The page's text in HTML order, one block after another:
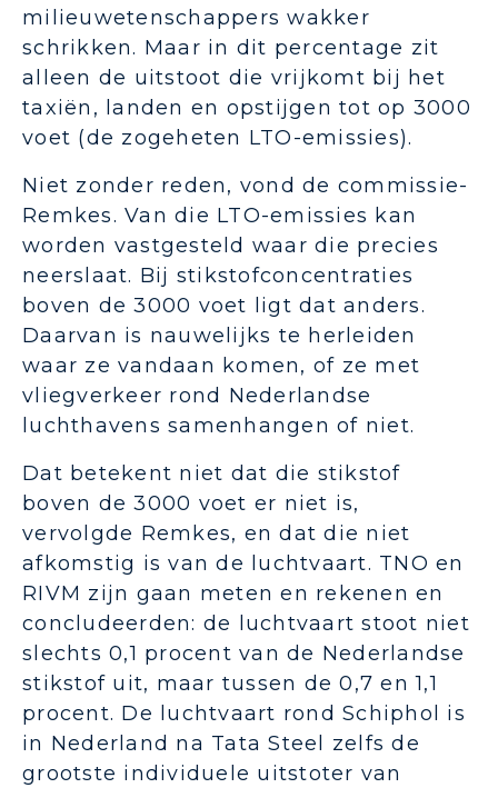
milieuwetenschappers wakker
schrikken. Maar in dit percentage zit
alleen de uitstoot die vrijkomt bij het
taxiën, landen en opstijgen tot op 3000
voet (de zogeheten LTO-emissies).
Niet zonder reden, vond de commissie-
Remkes. Van die LTO-emissies kan
worden vastgesteld waar die precies
neerslaat. Bij stikstofconcentraties
boven de 3000 voet ligt dat anders.
Daarvan is nauwelijks te herleiden
waar ze vandaan komen, of ze met
vliegverkeer rond Nederlandse
luchthavens samenhangen of niet.
Dat betekent niet dat die stikstof
boven de 3000 voet er niet is,
vervolgde Remkes, en dat die niet
afkomstig is van de luchtvaart. TNO en
RIVM zijn gaan meten en rekenen en
concludeerden: de luchtvaart stoot niet
slechts 0,1 procent van de Nederlandse
stikstof uit, maar tussen de 0,7 en 1,1
procent. De luchtvaart rond Schiphol is
in Nederland na Tata Steel zelfs de
grootste individuele uitstoter van